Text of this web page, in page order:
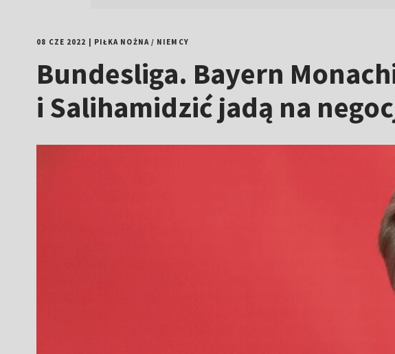
08 CZE 2022 PIŁKA NOŻNA/ NIEMCY
Bundesliga. Bayern
i Salihamidzić jadą na